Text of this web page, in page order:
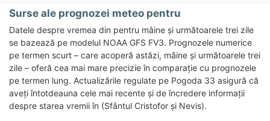
Surse ale prognozei meteo pentru
Datele despre vremea din pentru mâine și următoarele trei zile
se bazează pe modelul NOAA GFS FV3. Prognozele numerice
pe termen scurt – care acoperă astăzi, mâine și următoarele trei
zile – oferă cea mai mare precizie în comparație cu prognozele
pe termen lung. Actualizările regulate pe Pogoda 33 asigură că
aveți întotdeauna cele mai recente și de încredere informații
despre starea vremii în (Sfântul Cristofor și Nevis).